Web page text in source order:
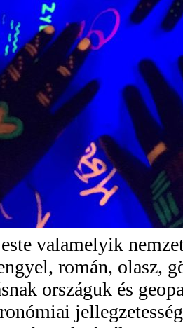
valamelyik
román, olasz,
országuk és